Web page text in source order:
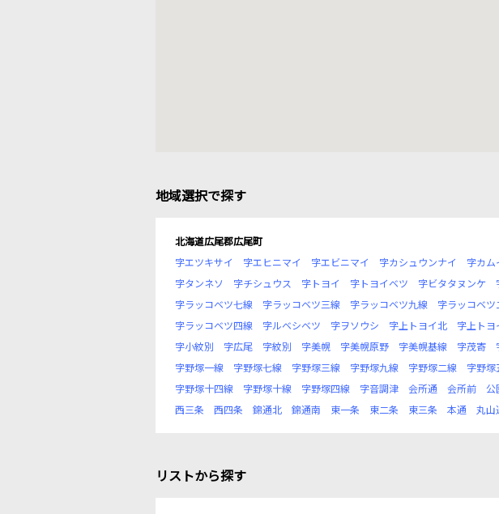
地域選択で探す
北海道広尾郡広尾町
字エツキサイ
字エヒニマイ 字エビニマイ 字カシュウンナイ 字カム
字タンネソ
字チシュウス 字トヨイ 字トヨイベツ 字ビタタヌンケ
字ラッコベツ七線
字ラッコベツ三線 字ラッコベツ九線 字ラッコベツ
字ラッコベツ四線
字ルベシベツ 字ヲソウシ 字上トヨイ北 字上トヨ
字小紋別
字広尾 字紋別 字美幌 字美幌原野 字美幌基線 字茂寄
字野塚一線
字野塚七線 字野塚三線 字野塚九線 字野塚二線 字野塚
字野塚十四線
字野塚十線 字野塚四線 字音調津 会所通 会所前 公
西三条
西四条 錦通北 錦通南 東一条 東二条 東三条 本通 丸山
リストから探す